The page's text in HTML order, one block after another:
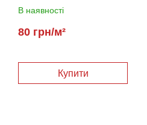
В наявності
80 грн/м²
Купити